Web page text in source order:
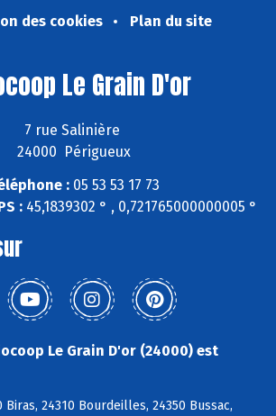
des cookies
Plan du site
Le Grain D'or
7 rue Salinière
24000 Périgueux
:05 53 53 17 73
: 45,1839302 ° , 0,721765000000005 °
Le Grain D'or (24000) est
Biras, 24310 Bourdeilles, 24350 Bussac,